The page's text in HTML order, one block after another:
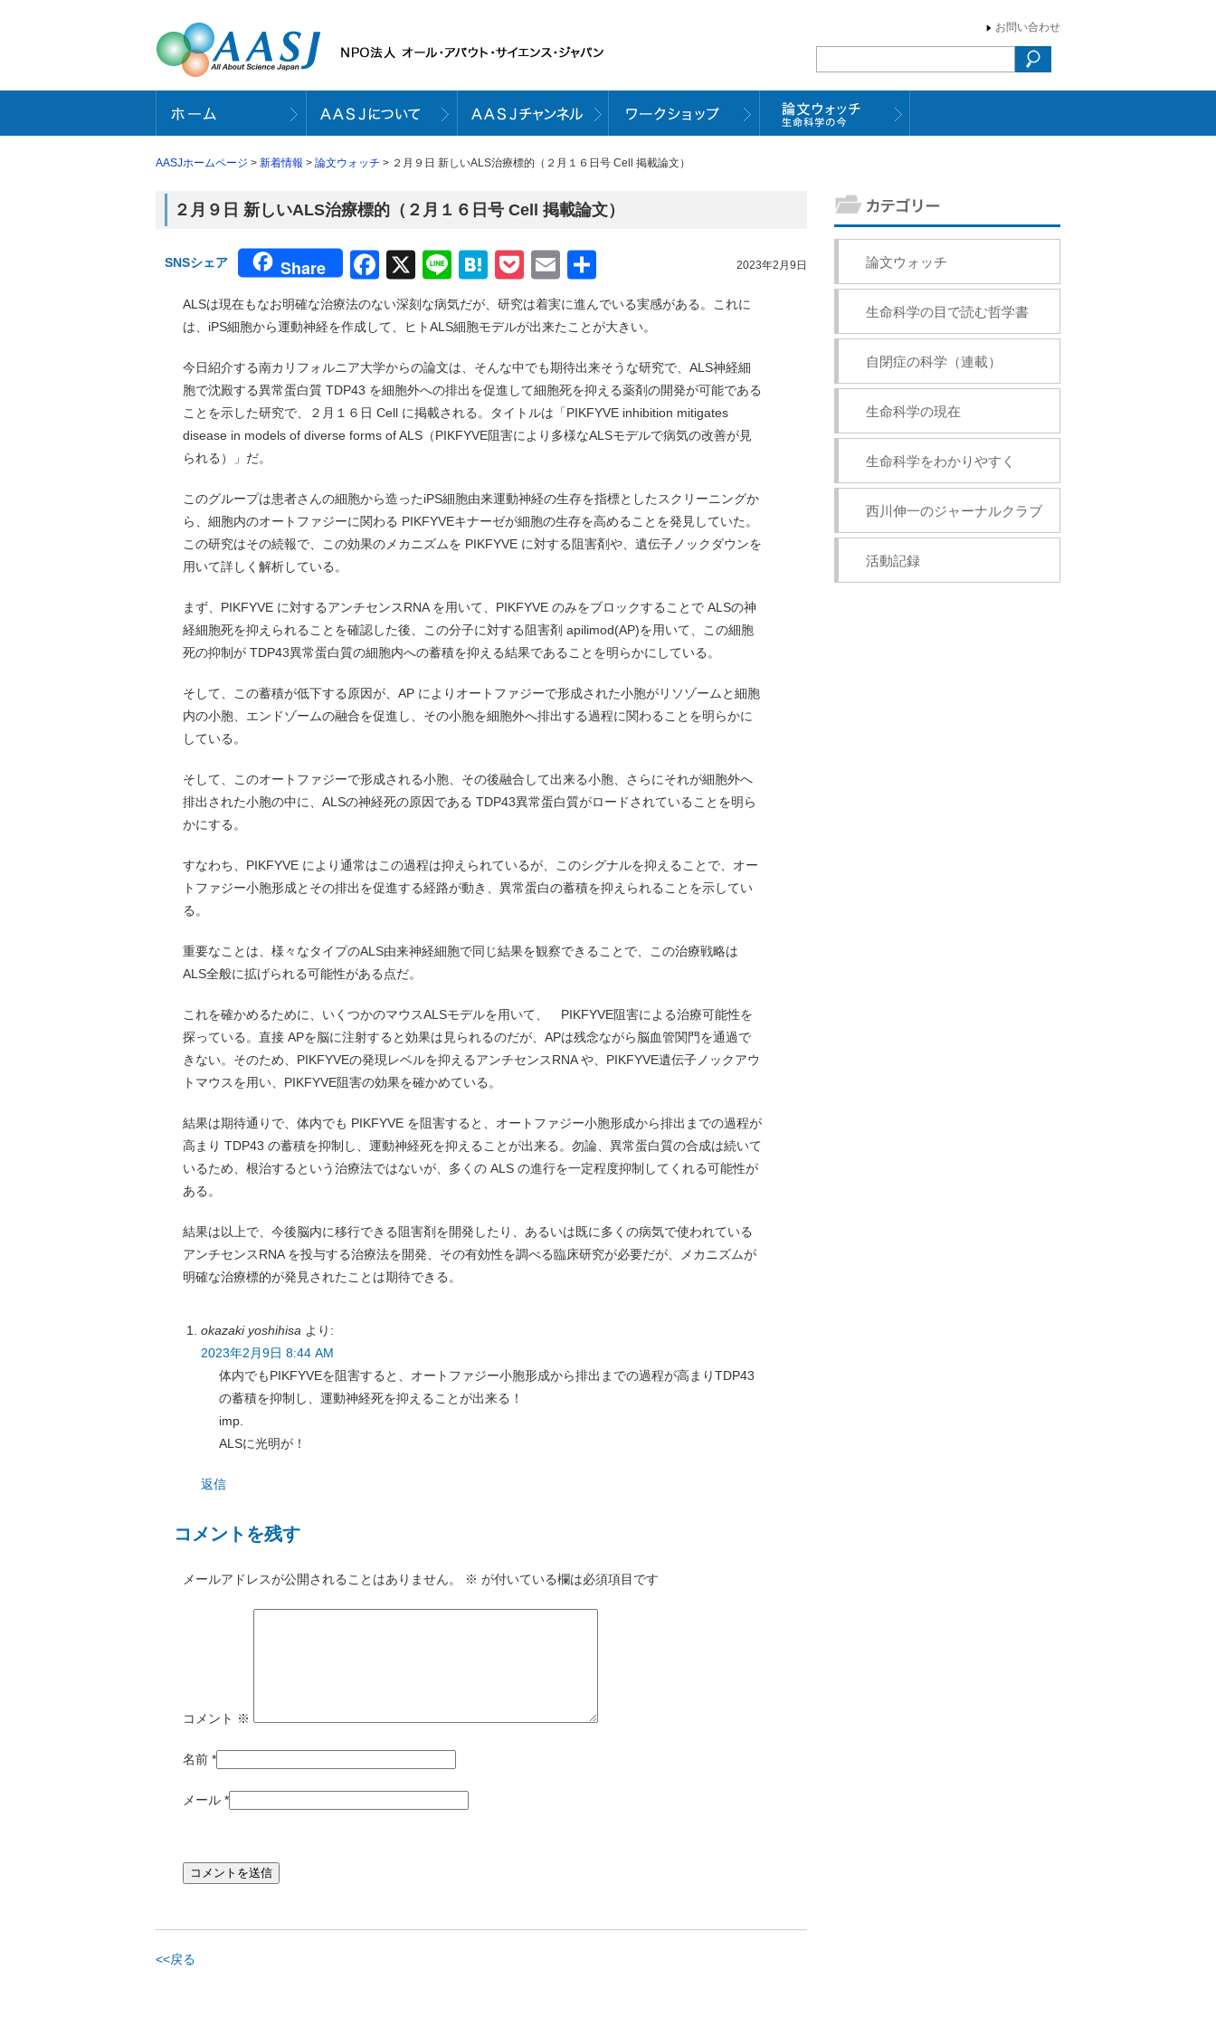
お問い合わせ
AASJホームページ > 新着情報 > 論文ウォッチ > ２月９日 新しいALS治療標的（２月１６日号 Cell 掲載論文）
２月９日 新しいALS治療標的（２月１６日号 Cell 掲載論文）
2023年2月9日
SNSシェア Share Facebook
X LineHatena
Pocket
Email
有
ALSは現在もなお明確な治療法のない深刻な病気だが、研究は着実に進んでいる実感がある。これに
は、iPS細胞から運動神経を作成して、ヒトALS細胞モデルが出来たことが大きい。
今日紹介する南カリフォルニア大学からの論文は、そんな中でも期待出来そうな研究で、ALS神経細
胞で沈殿する異常蛋白質 TDP43 を細胞外への排出を促進して細胞死を抑える薬剤の開発が可能である
ことを示した研究で、２月１６日 Cell に掲載される。タイトルは「PIKFYVE inhibition mitigates
disease in models of diverse forms of ALS（PIKFYVE阻害により多様なALSモデルで病気の改善が見
られる）」だ。
このグループは患者さんの細胞から造ったiPS細胞由来運動神経の生存を指標としたスクリーニングか
ら、細胞内のオートファジーに関わる PIKFYVEキナーゼが細胞の生存を高めることを発見していた。
この研究はその続報で、この効果のメカニズムを PIKFYVE に対する阻害剤や、遺伝子ノックダウンを
用いて詳しく解析している。
まず、PIKFYVE に対するアンチセンスRNA を用いて、PIKFYVE のみをブロックすることで ALSの神
経細胞死を抑えられることを確認した後、この分子に対する阻害剤 apilimod(AP)を用いて、この細胞
死の抑制が TDP43異常蛋白質の細胞内への蓄積を抑える結果であることを明らかにしている。
そして、この蓄積が低下する原因が、AP によりオートファジーで形成された小胞がリソゾームと細胞
内の小胞、エンドゾームの融合を促進し、その小胞を細胞外へ排出する過程に関わることを明らかに
している。
そして、このオートファジーで形成される小胞、その後融合して出来る小胞、さらにそれが細胞外へ
排出された小胞の中に、ALSの神経死の原因である TDP43異常蛋白質がロードされていることを明ら
かにする。
すなわち、PIKFYVE により通常はこの過程は抑えられているが、このシグナルを抑えることで、オー
トファジー小胞形成とその排出を促進する経路が動き、異常蛋白の蓄積を抑えられることを示してい
る。
重要なことは、様々なタイプのALS由来神経細胞で同じ結果を観察できることで、この治療戦略は
ALS全般に拡げられる可能性がある点だ。
これを確かめるために、いくつかのマウスALSモデルを用いて、 PIKFYVE阻害による治療可能性を
探っている。直接 APを脳に注射すると効果は見られるのだが、APは残念ながら脳血管関門を通過で
きない。そのため、PIKFYVEの発現レベルを抑えるアンチセンスRNA や、PIKFYVE遺伝子ノックアウ
トマウスを用い、PIKFYVE阻害の効果を確かめている。
結果は期待通りで、体内でも PIKFYVE を阻害すると、オートファジー小胞形成から排出までの過程が
高まり TDP43 の蓄積を抑制し、運動神経死を抑えることが出来る。勿論、異常蛋白質の合成は続いて
いるため、根治するという治療法ではないが、多くの ALS の進行を一定程度抑制してくれる可能性が
ある。
結果は以上で、今後脳内に移行できる阻害剤を開発したり、あるいは既に多くの病気で使われている
アンチセンスRNA を投与する治療法を開発、その有効性を調べる臨床研究が必要だが、メカニズムが
明確な治療標的が発見されたことは期待できる。
okazaki yoshihisa より:
2023年2月9日 8:44 AM
体内でもPIKFYVEを阻害すると、オートファジー小胞形成から排出までの過程が高まりTDP43
の蓄積を抑制し、運動神経死を抑えることが出来る！
imp.
ALSに光明が！
返信
コメントを残す
メールアドレスが公開されることはありません。 ※ が付いている欄は必須項目です
コメント ※
名前 *
メール *
<<戻る
論文ウォッチ
生命科学の目で読む哲学書
自閉症の科学（連載）
生命科学の現在
生命科学をわかりやすく
西川伸一のジャーナルクラブ
活動記録